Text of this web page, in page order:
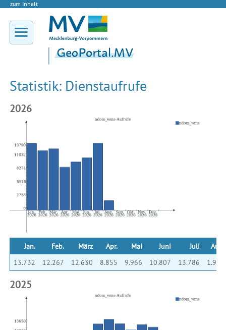
zum Inhalt
Statistik: Dienstaufrufe
2026
Jan. Feb. März Apr. Mai Juni Juli
Aug.
13.732
12.267 12.630 8.855 9.966 10.807 13.786 1.986
2025